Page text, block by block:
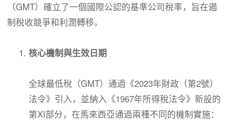
（GMT）確立了一個國際公認的基準公司稅率，旨在遏
制稅收競爭和利潤轉移。
核心機制與生效日期
全球最低稅（GMT）通過《2023年財政（第2號）
法令》引入，並納入《1967年所得稅法令》新設的
第XI部分，在馬來西亞通過兩種不同的機制實施：